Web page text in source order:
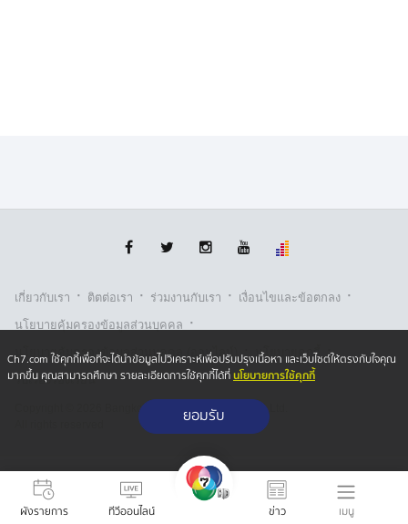
ผังรายการ ทีวีออนไลน์ ข่าว เมนู
เกี่ยวกับเรา · ติตต่อเรา · ร่วมงานกับเรา · เงื่อนไขและข้อตกลง ·
นโยบายคุ้มครองข้อมูลส่วนบุคคล ·
นโยบายคุ้มครองข้อมูลส่วนบุคคล (ออนไลน์) · นโยบายคุกกี้ ·
รับเรื่องร้องเรียน
Copyright © 2026 Bangkok Broadcasting & T.V. Co.,Ltd.
Ch7.com ใช้คุกกี้เพื่อที่จะได้นำข้อมูลไปวิเคราะห์เพื่อปรับปรุงเนื้อหา และเว็บไซต์ให้ตรงกับใจคุณ
มากขึ้น คุณสามารถศึกษา รายละเอียดการใช้คุกกี้ได้ที่นโยบายการใช้คุกกี้
ยอมรับ